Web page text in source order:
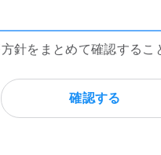
針をまとめて確認するこ
確認する